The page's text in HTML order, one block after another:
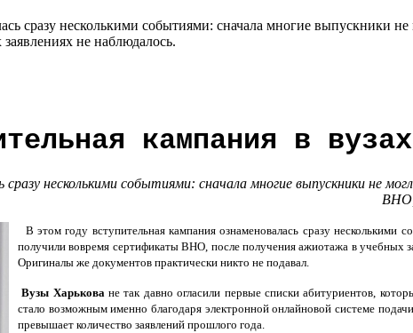
сразу несколькими событиями: сначала многие выпускники
не наблюдалось.
кампания в
несколькими событиями: сначала многие выпускники не
ВНО,
В этом году вступительная кампания ознаменовалась сразу несколькими
получили вовремя сертификаты ВНО, после получения ажиотажа в учебных
Оригиналы же документов практически никто не подавал.
Вузы Харьковане так давно огласили первые списки абитуриентов,
стало возможным именно благодаря электронной онлайновой системе
превышает количество заявлений прошлого года.